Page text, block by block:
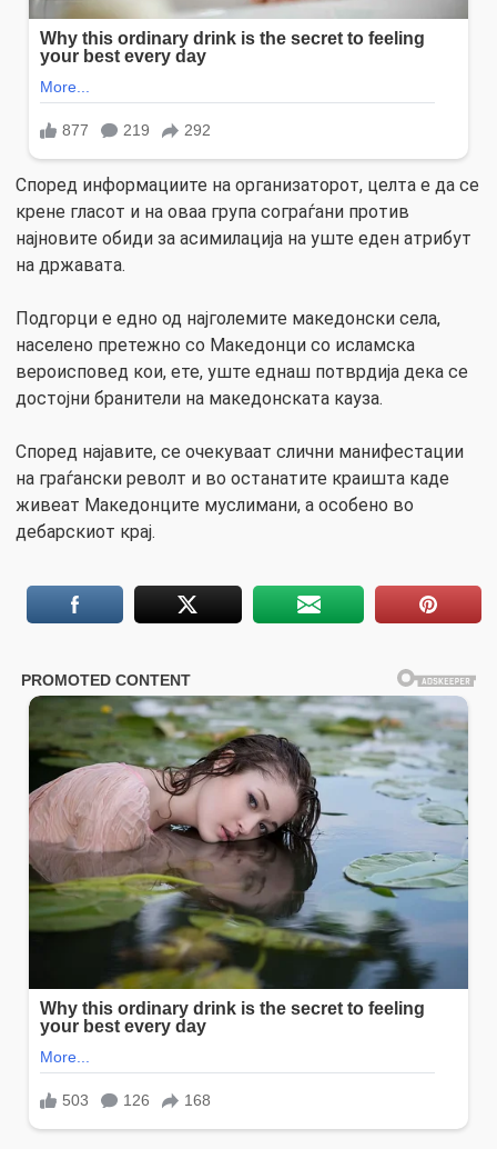
Според информациите на организаторот, целта е да се
крене гласот и на оваа група сограѓани против
најновите обиди за асимилација на уште еден атрибут
на државата.
Подгорци е едно од најголемите македонски села,
населено претежно со Македонци со исламска
вероисповед кои, ете, уште еднаш потврдија дека се
достојни бранители на македонската кауза.
Според најавите, се очекуваат слични манифестации
на граѓански револт и во останатите краишта каде
живеат Македонците муслимани, а особено во
дебарскиот крај.